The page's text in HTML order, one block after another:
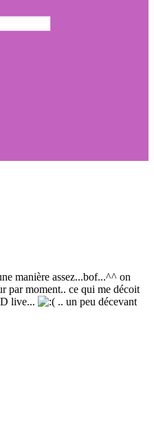
manière assez...bof...^^ on
par moment.. ce qui me décoit
live...
.. un peu décevant